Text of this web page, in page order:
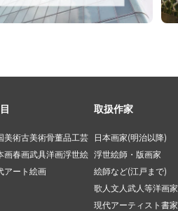
美術古美術骨董品工芸
画春画武具洋画浮世絵
アート絵画
取扱作家
日本画家(明治以降)
浮世絵師・版画家
絵師など(江戸まで)
歌人文人武人等洋画家
現代アーティスト書家